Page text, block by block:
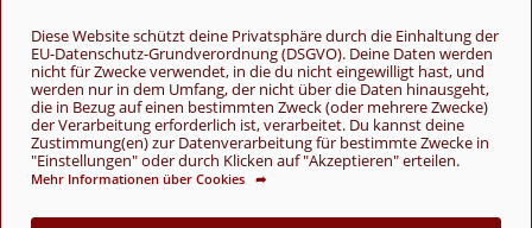
Diese Website schützt deine Privatsphäre durch die Einhaltung der
EU-Datenschutz-Grundverordnung (DSGVO). Deine Daten werden
nicht für Zwecke verwendet, in die du nicht eingewilligt hast, und
werden nur in dem Umfang, der nicht über die Daten hinausgeht,
die in Bezug auf einen bestimmten Zweck (oder mehrere Zwecke)
der Verarbeitung erforderlich ist, verarbeitet. Du kannst deine
Zustimmung(en) zur Datenverarbeitung für bestimmte Zwecke in
"Einstellungen" oder durch Klicken auf "Akzeptieren" erteilen.
Mehr Informationen über Cookies ➦
Folge uns